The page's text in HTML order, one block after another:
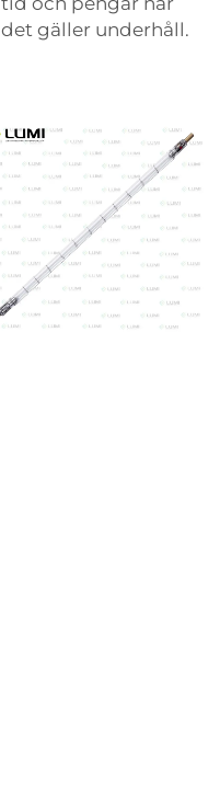
det gäller underhåll.